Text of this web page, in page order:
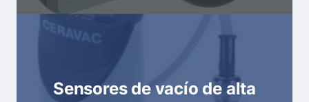
Sensores de vacío de alta